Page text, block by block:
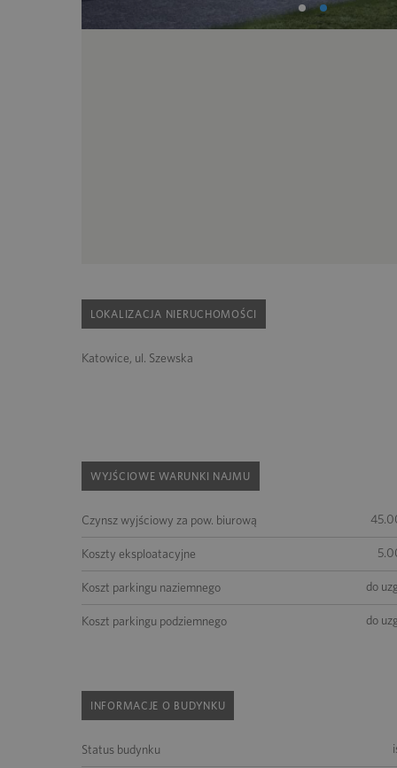
LOKALIZACJA NIERUCHOMOŚCI
Katowice, ul. Szewska
WYJŚCIOWE WARUNKI NAJMU
Czynsz wyjściowy za pow. biurową
Koszty eksploatacyjne
Koszt parkingu naziemnego do
Koszt parkingu podziemnego do
INFORMACJE O BUDYNKU
Status budynku